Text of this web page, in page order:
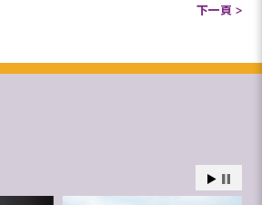
下一頁 >